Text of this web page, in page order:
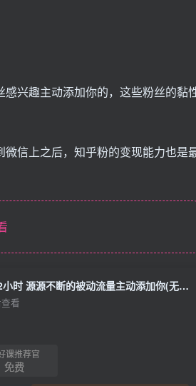
兴趣主动添加你的，这些粉丝的黏
信上之后，知乎粉的变现能力也是
知乎精准引流2.0 每天花1-2小时 源源不断的被动流量主动添加你(无水印)
看
课推荐官
免费